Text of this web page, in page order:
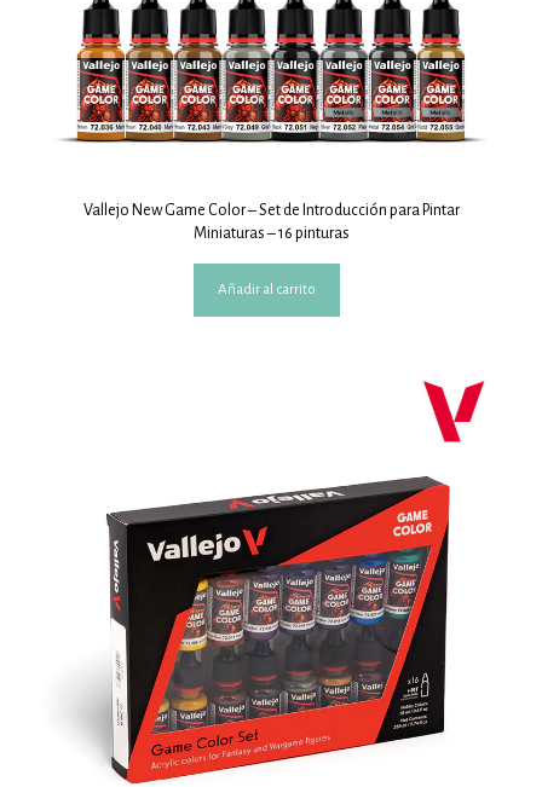
Vallejo New Game Color – Set de Introducción para Pintar
Miniaturas – 16 pinturas
Añadir al carrito